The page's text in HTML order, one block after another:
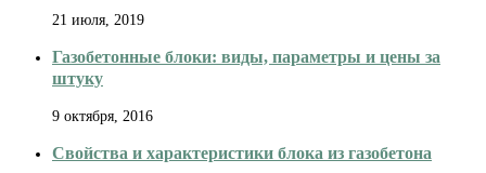
21 июля, 2019
Газобетонные блоки: виды, параметры и цены за
штуку
9 октября, 2016
Свойства и характеристики блока из газобетона